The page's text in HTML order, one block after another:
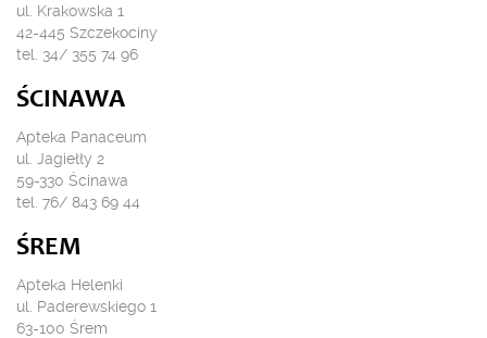
ul. Krakowska 1
42-445 Szczekociny
tel. 34/ 355 74 96
ŚCINAWA
Apteka Panaceum
ul. Jagiełły 2
59-330 Ścinawa
tel. 76/ 843 69 44
ŚREM
Apteka Helenki
ul. Paderewskiego 1
63-100 Śrem